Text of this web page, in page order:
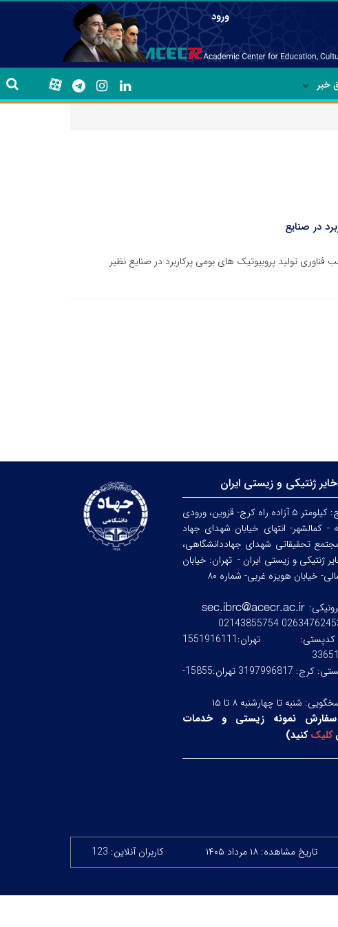
ورود
خبر
در صنایع
تولید پروبیوتیک های بومی پرکاربرد در صنایع نظیر
ژنتیکی و زیستی ایران
کرج: کیلومتر ۵ آزاده راه کرج- قزوین، ورودی
کمالشهر- انتهای خیابان شهدای جهاد
تحقیقاتی شهدای جهاددانشگاهی،
ژنتیکی و زیستی ایران - تهران: خیابان
خیابان هویزه غربی- شماره ۸۰
02634762453
کدپستی:
تهران:1551916111
کرج: 3197996817 تهران:15855-
شنبه تا چهارشنبه ۸ تا ۱۵
سفارش نمونه زیستی و خدمات
کلیککنید)
تاریخ مشاهده: ۱۸ مرداد ۱۴۰۵ کاربران آنلاین: 123